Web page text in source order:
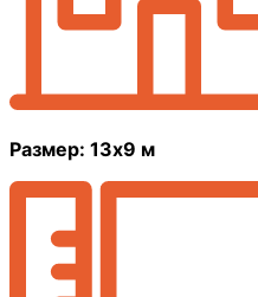
Размер: 13х9 м